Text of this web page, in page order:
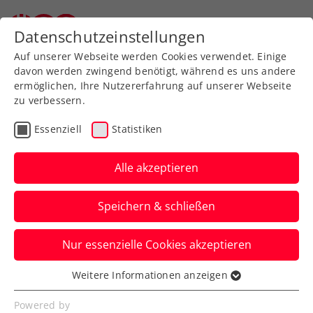
Zurück zur Newsübersicht
ATP
LAYJET-OPEN: 4
Österreicher noch im
Qualifikationsrennen
Vier weitere ÖTV-Asse stehen im am
Samstag ausgelosten Hauptfeld des ATP-
Challengers in Bad Waltersdorf.
Verfasst von: Presseaussendung / Redaktion, 14.09.2025
Datenschutzeinstellungen
Auf unserer Webseite werden Cookies verwendet. Einige
davon werden zwingend benötigt, während es uns andere
ermöglichen, Ihre Nutzererfahrung auf unserer Webseite
zu verbessern.
Essenziell Statistiken
Alle akzeptieren
Speichern & schließen
Nur essenzielle Cookies akzeptieren
Essenziell
Essenzielle Cookies werden für grundlegende
Weitere Informationen anzeigen
Powered by